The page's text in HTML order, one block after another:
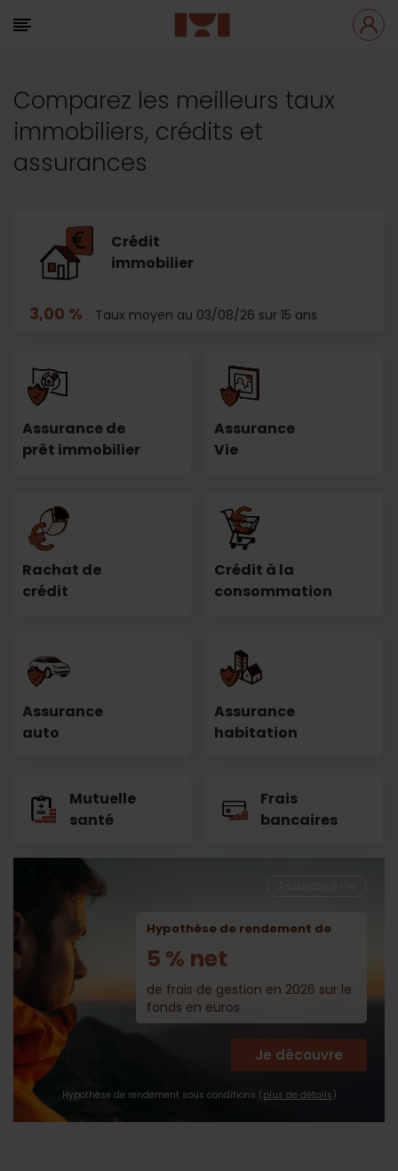
Comparez les meilleurs taux
immobiliers, crédits et
assurances
Crédit
immobilier
3,00 % Taux moyen au 03/08/26 sur 15 ans
Assurance de
prêt immobilier
Assurance
Vie
Rachat de
crédit
Crédit à la
consommation
Assurance
auto
Assurance
habitation
Mutuelle
santé
Frais
bancaires
Hypothèse de rendement de
5 % net
de frais de gestion en 2026 sur le
fonds en euros
Hypothèse de rendement sous conditions ( plus de détails )
Je découvre